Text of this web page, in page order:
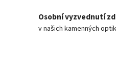
Osobní vyzvednutí
v našich kamenných